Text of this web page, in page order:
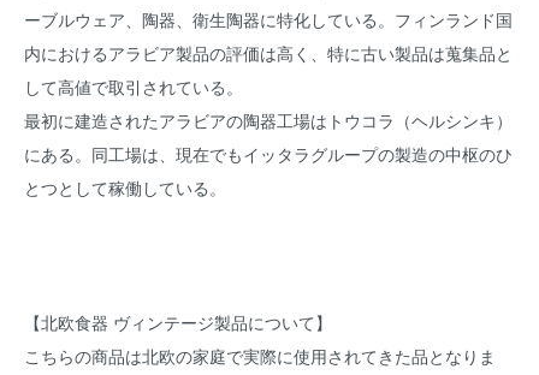
ーブルウェア、陶器、衛生陶器に特化している。フィンランド国
内におけるアラビア製品の評価は高く、特に古い製品は蒐集品と
して高値で取引されている。
最初に建造されたアラビアの陶器工場はトウコラ（ヘルシンキ）
にある。同工場は、現在でもイッタラグループの製造の中枢のひ
とつとして稼働している。
【北欧食器 ヴィンテージ製品について】
こちらの商品は北欧の家庭で実際に使用されてきた品となりま